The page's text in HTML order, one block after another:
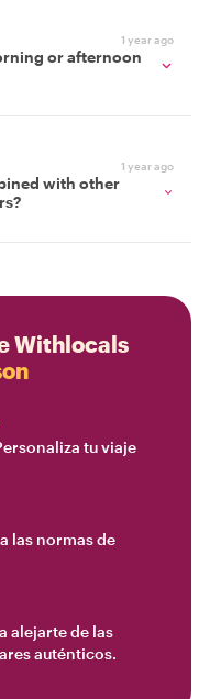
1 year ago
or afternoon
1 year ago
with other
Withlocals
tu viaje
las normas de
alejarte de las
auténticos.